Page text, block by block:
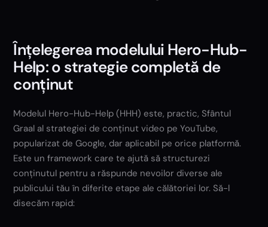
Înțelegerea modelului Hero-Hub-
Help: o strategie completă de
conținut
Modelul Hero-Hub-Help (HHH) este, practic, Sfântul
Graal al strategiei de conținut video pe YouTube,
popularizat de Google, dar aplicabil pe orice platformă.
Este un framework care te ajută să structurezi
conținutul pentru a răspunde nevoilor diverse ale
publicului tău în diferite etape ale călătoriei lor. Să-l
disecăm rapid: